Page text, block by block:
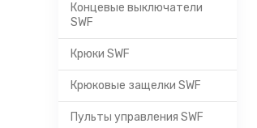
Концевые выключатели
SWF
Крюки SWF
Крюковые защелки SWF
Пульты управления SWF